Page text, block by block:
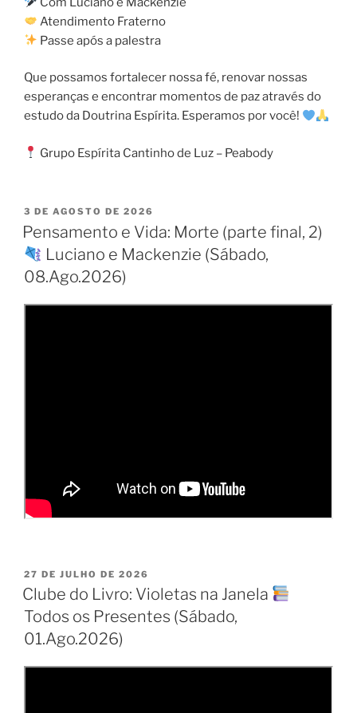
Atendimento Fraterno
Passe após a palestra
Que possamos fortalecer nossa fé, renovar nossas
esperanças e encontrar momentos de paz através do
estudo da Doutrina Espírita. Esperamos por você!
Grupo Espírita Cantinho de Luz – Peabody
PUBLICADO
EM
3 DE AGOSTO DE 2026
Pensamento e Vida: Morte (parte final, 2)
Luciano e Mackenzie (Sábado,
08.Ago.2026)
PUBLICADO
EM
27 DE JULHO DE 2026
Clube do Livro: Violetas na Janela
Todos os Presentes (Sábado,
01.Ago.2026)